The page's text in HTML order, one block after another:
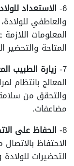
6- الاستعداد
والعاطفي
المعلومات
المتاحة
7- زيارة الطبيب
المعالج بانتظام
والتحقق من
مضاعفات.
8- الحفاظ على
الاحتفاظ
التحضيرات